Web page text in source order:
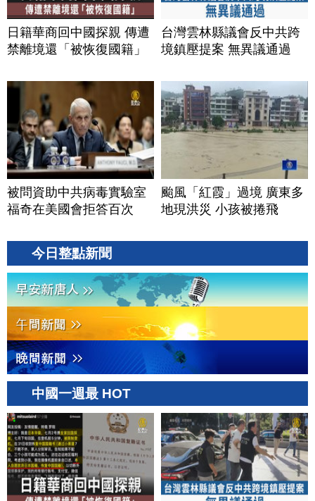
日籍華商回中國探親 傳遭
禁離境還「被恢復國籍」
台灣雲林縣議會反中共跨
境鎮壓提案 無異議通過
被問資助中共病毒實驗室
福奇在美國會拒答百次
颱風「紅霞」過境 廣東多
地現洪災 小孩被捲飛
今日整點新聞
中國一週最 HOT